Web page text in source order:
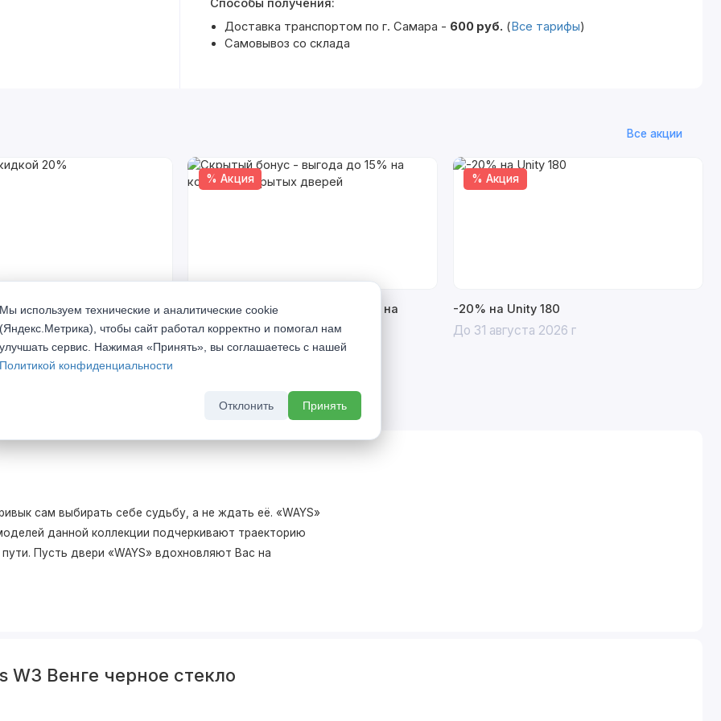
Способы получения:
Доставка транспортом по г. Самара - 600 руб. (Все тарифы)
Самовывоз со склада
Все акции
20%
2026 г
% Акция
Скрытый бонус - выгода до 15% на
комплект скрытых дверей
До 31 августа 2026 г
% Акция
-20% на Unity 180
До 31 августа 2026 г
сам выбирать себе судьбу, а не ждать её. «WAYS»
данной коллекции подчеркивают траекторию
Пусть двери «WAYS» вдохновляют Вас на
W3 Венге черное стекло
Мы используем технические и аналитические cookie
(Яндекс.Метрика), чтобы сайт работал корректно и помогал нам
улучшать сервис. Нажимая «Принять», вы соглашаетесь с нашей
Политикой конфиденциальности
Отклонить Принять